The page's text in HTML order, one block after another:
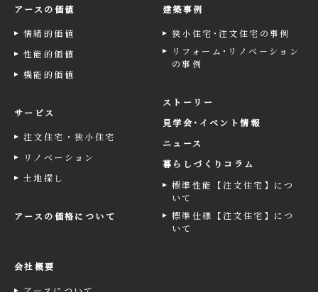
アースの価値
情緒的価値
性能的価値
機能的価値
サービス
注文住宅・狭小住宅
リノベーション
土地探し
アースの価格について
建築事例
狭小住宅･注文住宅の事例
リフォーム･リノベーション
の事例
ストーリー
見学会･イベント情報
ニュース
暮らしづくりコラム
標準性能【注文住宅】につ
いて
標準仕様【注文住宅】につ
いて
会社概要